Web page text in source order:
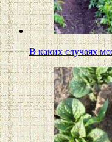
В каких случаях